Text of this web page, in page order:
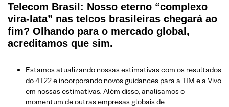
Telecom Brasil: Nosso eterno “complexo
vira-lata” nas telcos brasileiras chegará ao
fim? Olhando para o mercado global,
acreditamos que sim.
Estamos atualizando nossas estimativas com os resultados
do 4T22 e incorporando novos guidances para a TIM e a Vivo
em nossas estimativas. Além disso, analisamos o
momentum de outras empresas globais de